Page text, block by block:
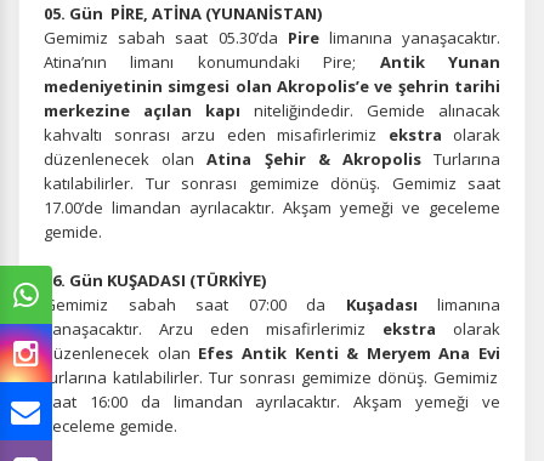
05. Gün PİRE, ATİNA (YUNANİSTAN)
Gemimiz sabah saat 05.30’da Pirelimanına yanaşacaktır.
Atina’nın limanı konumundaki Pire; Antik Yunan
medeniyetinin simgesi olan Akropolis’e ve şehrin tarihi
merkezine açılan kapı niteliğindedir. Gemide alınacak
kahvaltı sonrası arzu eden misafirlerimiz ekstra olarak
düzenlenecek olanAtina Şehir & AkropolisTurlarına
katılabilirler. Tur sonrası gemimize dönüş. Gemimiz saat
17.00’de limandan ayrılacaktır. Akşam yemeği ve geceleme
gemide.
06. Gün KUŞADASI (TÜRKİYE)
Gemimiz sabah saat 07:00 da Kuşadası limanına
yanaşacaktır. Arzu eden misafirlerimiz ekstra olarak
düzenlenecek olan Efes Antik Kenti & Meryem Ana Evi
turlarına katılabilirler. Tur sonrası gemimize dönüş. Gemimiz
saat 16:00 da limandan ayrılacaktır. Akşam yemeği ve
geceleme gemide.